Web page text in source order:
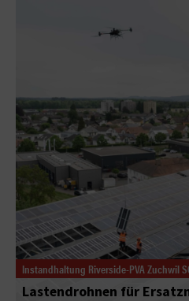
Instandhaltung Riverside-PVA Zuchwil
Lastendrohnen für